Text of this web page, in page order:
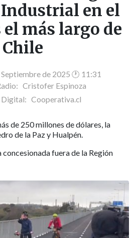
en el
más largo de
Chile
de 2025 🕐 11:31
Cristofer Espinoza
Digital: Cooperativa.cl
de 250 millones de dólares, la
de la Paz y Hualpén.
fuera de la Región